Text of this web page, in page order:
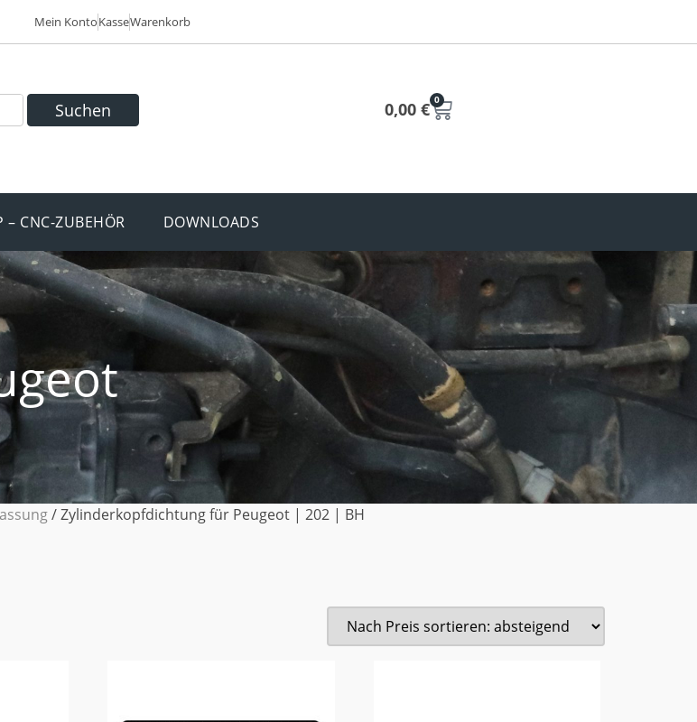
Mein KontoKasseWarenkorb
Suchen 0,00 € 0
– CNC-ZUBEHÖR DOWNLOADS
/ Zylinderkopfdichtung für Peugeot | 202 | BH